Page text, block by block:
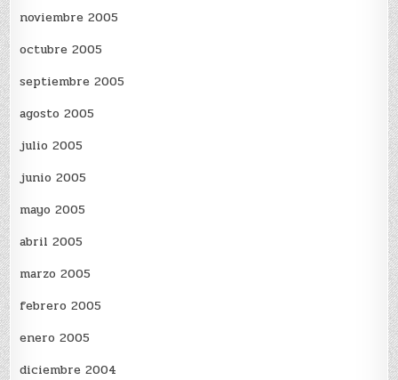
noviembre 2005
octubre 2005
septiembre 2005
agosto 2005
julio 2005
junio 2005
mayo 2005
abril 2005
marzo 2005
febrero 2005
enero 2005
diciembre 2004